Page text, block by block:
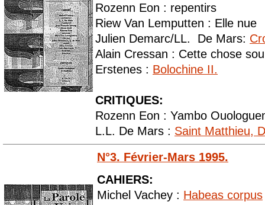
Rozenn Eon : repentirs
Riew Van Lemputten : Elle nue
Julien Demarc/LL. De Mars:
Alain Cressan : Cette chose
Erstenes : Bolochine II.
CRITIQUES:
Rozenn Eon : Yambo
L.L. De Mars : Saint Matthieu,
N°3. Février-Mars 1995.
CAHIERS:
Michel Vachey : Habeas corpus